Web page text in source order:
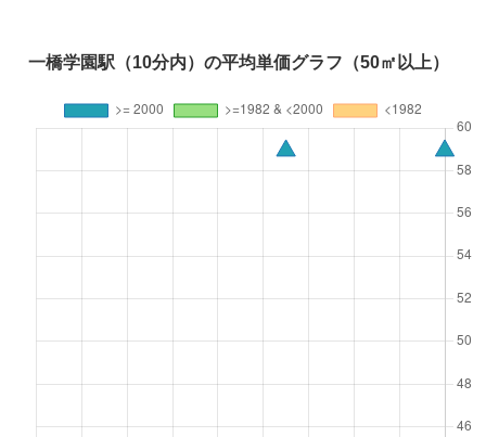
一橋学園駅（10分内）の平均単価グラフ（50㎡以上）